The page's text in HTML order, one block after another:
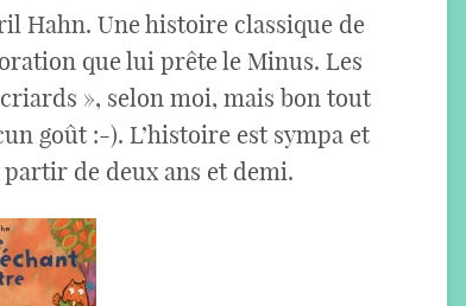
Hahn. Une histoire classique de
que lui prête le Minus. Les
», selon moi, mais bon tout
goût :-). L’histoire est sympa et
de deux ans et demi.